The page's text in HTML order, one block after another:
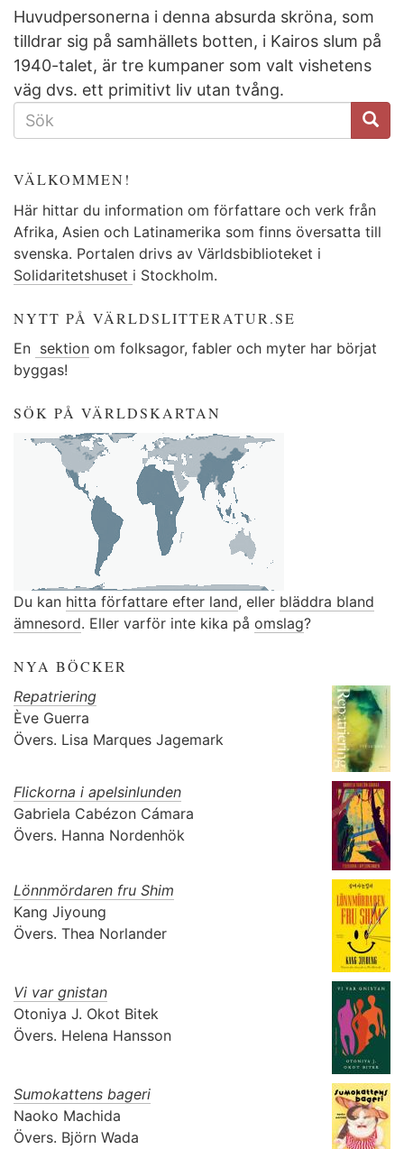
Huvudpersonerna i denna absurda skröna, som
tilldrar sig på samhällets botten, i Kairos slum på
1940-talet, är tre kumpaner som valt vishetens
väg dvs. ett primitivt liv utan tvång.
SÖKFORMULÄR
VÄLKOMMEN!
Här hittar du information om författare och verk från
Afrika, Asien och Latinamerika som finns översatta till
svenska. Portalen drivs av Världsbiblioteket i
Solidaritetshuset i Stockholm.
NYTT PÅ VÄRLDSLITTERATUR.SE
En sektion om folksagor, fabler och myter har börjat
byggas!
SÖK PÅ VÄRLDSKARTAN
Du kan hitta författare efter land, eller bläddra bland
ämnesord. Eller varför inte kika på omslag?
NYA BÖCKER
Repatriering
Ève Guerra
Övers. Lisa Marques Jagemark
Flickorna i apelsinlunden
Gabriela Cabézon Cámara
Övers. Hanna Nordenhök
Lönnmördaren fru Shim
Kang Jiyoung
Övers. Thea Norlander
Vi var gnistan
Otoniya J. Okot Bitek
Övers. Helena Hansson
Sumokattens bageri
Naoko Machida
Övers. Björn Wada